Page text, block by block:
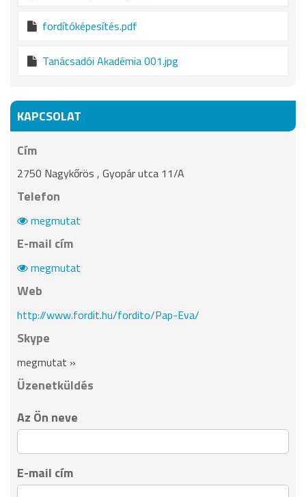
fordítóképesítés.pdf
Tanácsadói Akadémia 001.jpg
KAPCSOLAT
Cím
2750 Nagykőrös , Gyopár utca 11/A
Telefon
megmutat
E-mail cím
megmutat
Web
http://www.fordit.hu/fordito/Pap-Eva/
Skype
megmutat »
Üzenetküldés
Az Ön neve
E-mail cím